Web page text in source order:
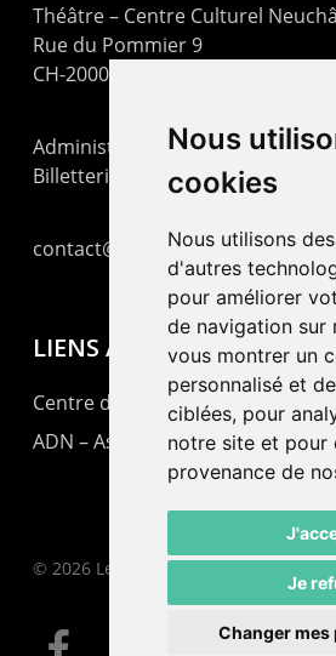
Nous
cookies
Nous utilisons
d'autres
pour améliorer
de navigation sur
vous montrer un
personnalisé et
ciblées, pour
notre site et pour
provenance de
Je
Changer mes
Théâtre – Centre Culturel
Rue du Pommier 9
CH-2000 Neuchâtel
Administration : +41 32 725 03 03
Billetterie : +41 32 725 05 05
contact@lepommier.ch
LIENS AMIS
Centre de culture ABC
ADN – Association Danse
© 2026 Le Pommier.
facebook email